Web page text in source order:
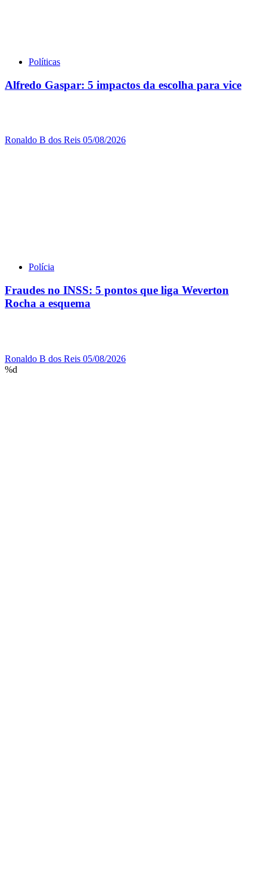
Políticas
Alfredo Gaspar: 5 impactos da escolha para vice
Ronaldo B dos Reis 05/08/2026
Polícia
Fraudes no INSS: 5 pontos que liga Weverton
Rocha a esquema
Ronaldo B dos Reis 05/08/2026
%d